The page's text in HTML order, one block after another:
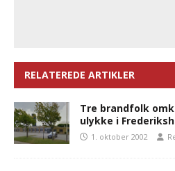
RELATEREDE ARTIKLER
Tre brandfolk
ulykke i
1. oktober 2002